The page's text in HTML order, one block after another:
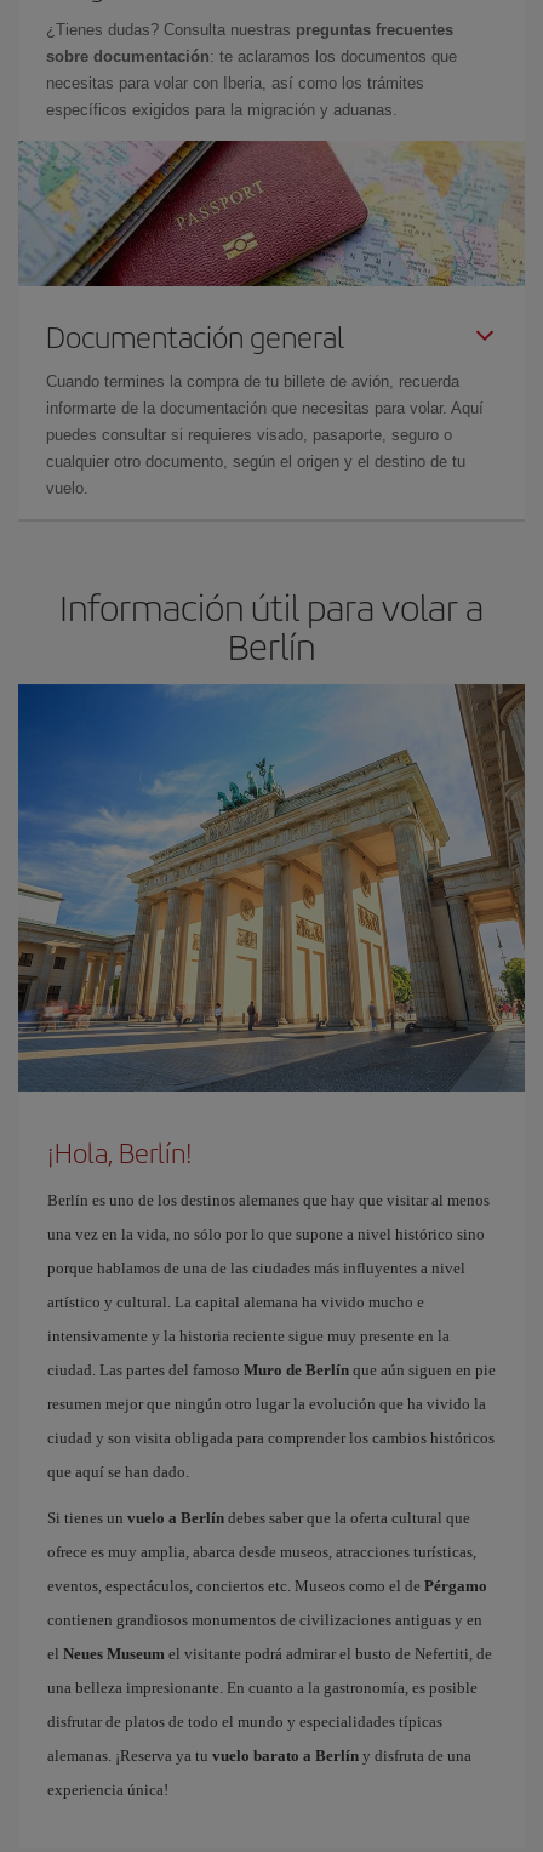
¿Tienes dudas? Consulta nuestras preguntas frecuentes
sobre documentación: te aclaramos los documentos que
necesitas para volar con Iberia, así como los trámites
específicos exigidos para la migración y aduanas.
Documentación general
Cuando termines la compra de tu billete de avión, recuerda
informarte de la documentación que necesitas para volar. Aquí
puedes consultar si requieres visado, pasaporte, seguro o
cualquier otro documento, según el origen y el destino de tu
vuelo.
Información útil para volar a
Berlín
¡Hola, Berlín!
Berlín es uno de los destinos alemanes que hay que visitar al menos
una vez en la vida, no sólo por lo que supone a nivel histórico sino
porque hablamos de una de las ciudades más influyentes a nivel
artístico y cultural. La capital alemana ha vivido mucho e
intensivamente y la historia reciente sigue muy presente en la
ciudad. Las partes del famoso Muro de Berlín que aún siguen en pie
resumen mejor que ningún otro lugar la evolución que ha vivido la
ciudad y son visita obligada para comprender los cambios históricos
que aquí se han dado.
Si tienes un vuelo a Berlín debes saber que la oferta cultural que
ofrece es muy amplia, abarca desde museos, atracciones turísticas,
eventos, espectáculos, conciertos etc. Museos como el de Pérgamo
contienen grandiosos monumentos de civilizaciones antiguas y en
el Neues Museum el visitante podrá admirar el busto de Nefertiti, de
una belleza impresionante. En cuanto a la gastronomía, es posible
disfrutar de platos de todo el mundo y especialidades típicas
alemanas. ¡Reserva ya tu vuelo barato a Berlín y disfruta de una
experiencia única!